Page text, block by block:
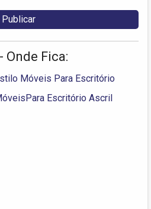
Onde Fica:
Móveis Para Escritório
Escritório Ascril